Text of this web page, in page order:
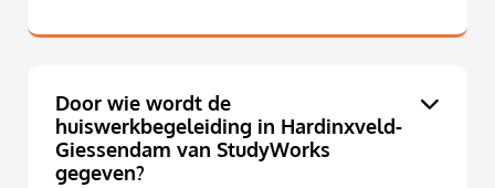
Door wie wordt de
huiswerkbegeleiding in Hardinxveld-
Giessendam van StudyWorks
gegeven?